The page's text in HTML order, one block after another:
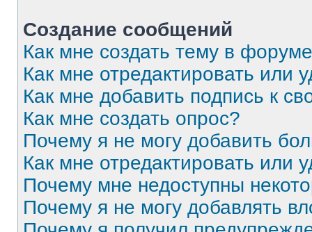
Создание сообщений
Как мне создать тему в
Как мне отредактировать или
Как мне добавить подпись к
Как мне создать опрос?
Почему я не могу добавить
Как мне отредактировать или
Почему мне недоступны
Почему я не могу добавлять